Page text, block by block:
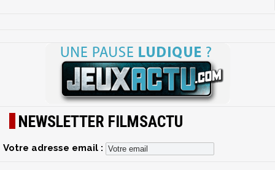
NEWSLETTER FILMSACTU
Votre adresse email :